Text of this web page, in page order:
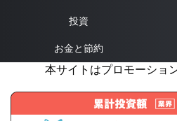
投資
お金と節約
本サイトはプロモーショ